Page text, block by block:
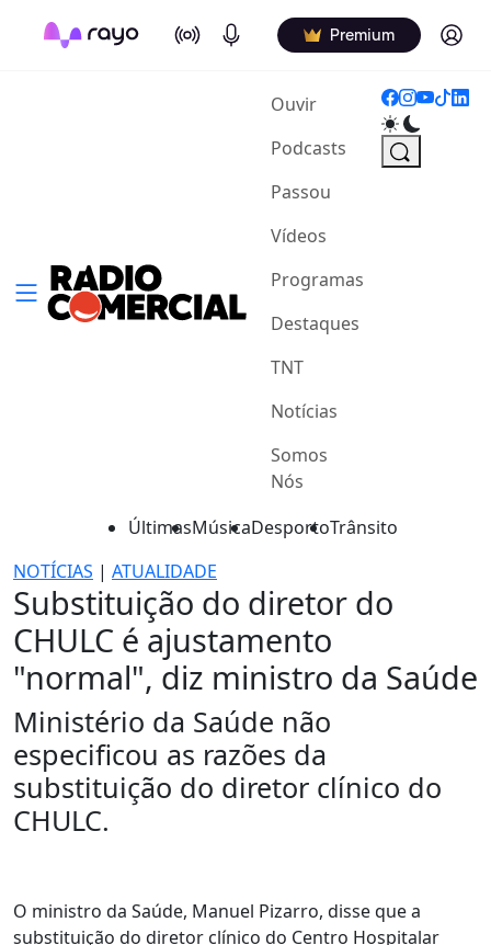
On Air Podcasts Premium Log in
Ouvir(current)
Podcasts
Passou
Vídeos
Programas
Destaques
TNT
Notícias
Somos
Nós
ÚltimasMúsicaDesportoTrânsito
NOTÍCIAS | ATUALIDADE
Substituição do diretor do
CHULC é ajustamento
"normal", diz ministro da Saúde
Ministério da Saúde não
especificou as razões da
substituição do diretor clínico do
CHULC.
O ministro da Saúde, Manuel Pizarro, disse que a
substituição do diretor clínico do Centro Hospitalar